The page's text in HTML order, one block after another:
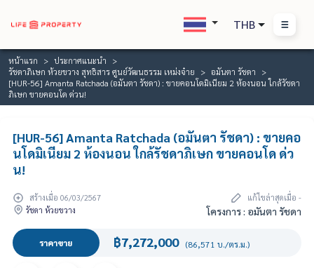
THB
หน้าแรก
ประกาศแนะนำ
รัชดาภิเษก ห้วยขวาง สุทธิสาร ศูนย์วัฒนธรรม เหม่งจ๋าย
อมันตา รัชดา
[HUR-56] Amanta Ratchada (อมันตา รัชดา) : ขายคอนโดมิเนียม 2 ห้องนอน ใกล้รัชดา
ภิเษก ขายคอนโด ด่วน!
[HUR-56] Amanta Ratchada (อมันตา รัชดา) : ขายคอ
นโดมิเนียม 2 ห้องนอน ใกล้รัชดาภิเษก ขายคอนโด ด่ว
น!
สร้างเมื่อ 06/03/2567
แก้ไขล่าสุดเมื่อ -
รัชดา ห้วยขวาง
โครงการ : อมันตา รัชดา
ราคาขาย ฿7,272,000 (86,571 บ./ตร.ม.)